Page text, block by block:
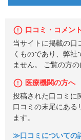
口コミ・コメン
当サイトに掲載の口
くものであり、弊
ません。 ご覧の方
医療機関の方へ
投稿された口コミに
口コミの末尾にある
ます。
≫口コミについての